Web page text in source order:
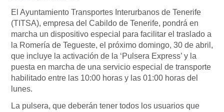
El Ayuntamiento Transportes Interurbanos de Tenerife
(TITSA), empresa del Cabildo de Tenerife, pondrá en
marcha un dispositivo especial para facilitar el traslado a
la Romería de Tegueste, el próximo domingo, 30 de abril,
que incluye la activación de la ‘Pulsera Express’ y la
puesta en marcha de una servicio especial de transporte
habilitado entre las 10:00 horas y las 01:00 horas del
lunes.
La pulsera, que deberán tener todos los usuarios que